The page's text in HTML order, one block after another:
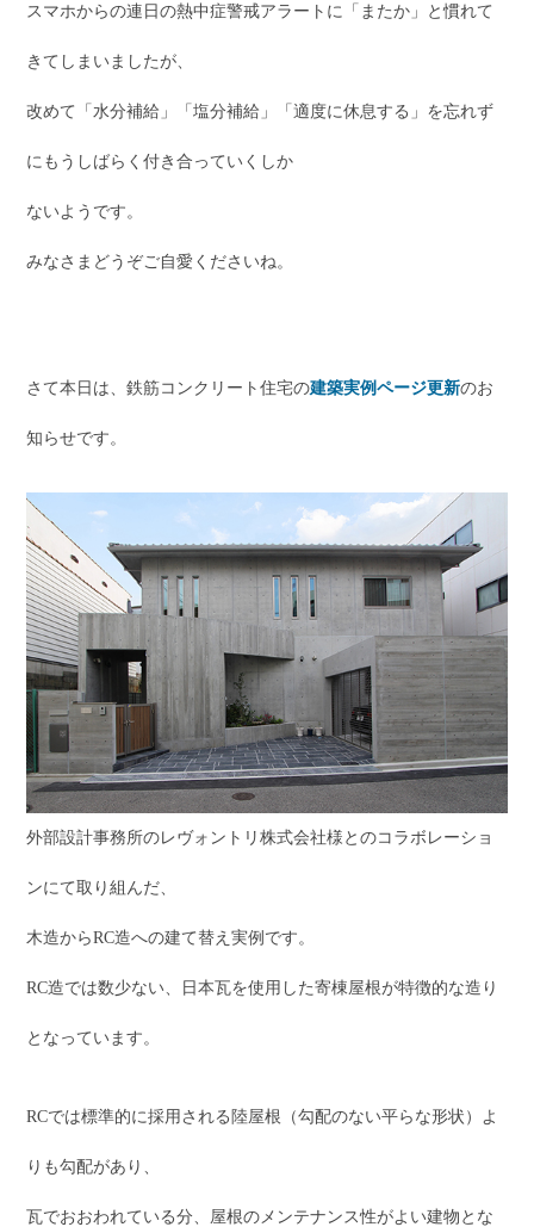
スマホからの連日の熱中症警戒アラートに「またか」と慣れて
きてしまいましたが、
改めて「水分補給」「塩分補給」「適度に休息する」を忘れず
にもうしばらく付き合っていくしか
ないようです。
みなさまどうぞご自愛くださいね。
さて本日は、鉄筋コンクリート住宅の建築実例ページ更新のお
知らせです。
外部設計事務所のレヴォントリ株式会社様とのコラボレーショ
ンにて取り組んだ、
木造からRC造への建て替え実例です。
RC造では数少ない、日本瓦を使用した寄棟屋根が特徴的な造り
となっています。
RCでは標準的に採用される陸屋根（勾配のない平らな形状）よ
りも勾配があり、
瓦でおおわれている分、屋根のメンテナンス性がよい建物とな